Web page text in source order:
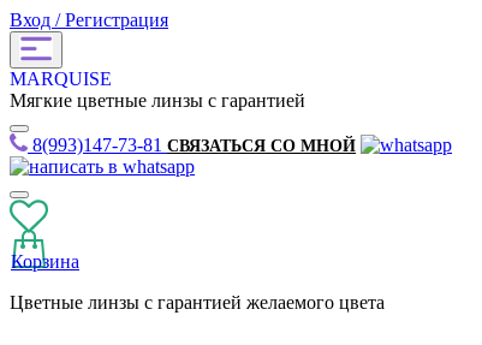
Вход / Регистрация
MARQUISE
Мягкие цветные линзы с гарантией
8(993)147-73-81 СВЯЗАТЬСЯ СО МНОЙ
Корзина
Цветные линзы с гарантией желаемого цвета